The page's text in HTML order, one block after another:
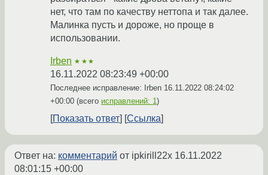
нет, что там по качеству неттопа и так далее.
Малинка пусть и дороже, но проще в
использовании.
Irben ★★★
16.11.2022 08:23:49 +00:00
Последнее исправление: Irben 16.11.2022 08:24:02
+00:00 (всего исправлений: 1)
Показать ответ Ссылка
Ответ на: комментарий от ipkirill22x 16.11.2022
08:01:15 +00:00